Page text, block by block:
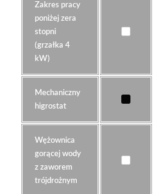
Zakres pracy
poniżej zera
stopni
(grzałka 4
kW)
Mechaniczny
higrostat
Wężownica
gorącej wody
z zaworem
trójdrożnym